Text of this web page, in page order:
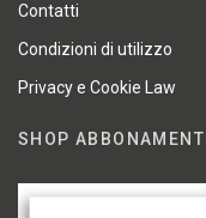
Contatti
Condizioni di utilizzo
Privacy e Cookie Law
SHOP ABBONAMENTI